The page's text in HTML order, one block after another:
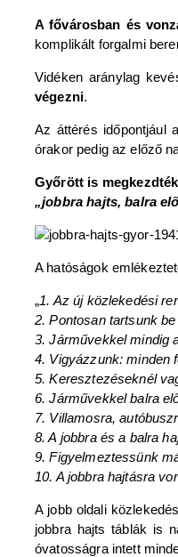
A fővárosban és
komplikált forgalmi
Vidéken aránylag
végezni.
Az áttérés időpontjául
órakor pedig az előző
Győrött is
„jobbra hajts, balra
A hatóságok
„1. Az új közlekedési
2. Pontosan tartsunk
3. Járművekkel mindig
4. Vigyázzunk: minden
5. Keresztezéseknél
6. Járművekkel balra
7. Villamosra,
8. A jobbra és a balra
9. Figyelmeztessünk
10. A jobbra hajtásra
A jobb oldali
jobbra hajts táblák is
óvatosságra intett